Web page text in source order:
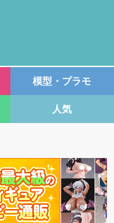
模型・プラモ
人気